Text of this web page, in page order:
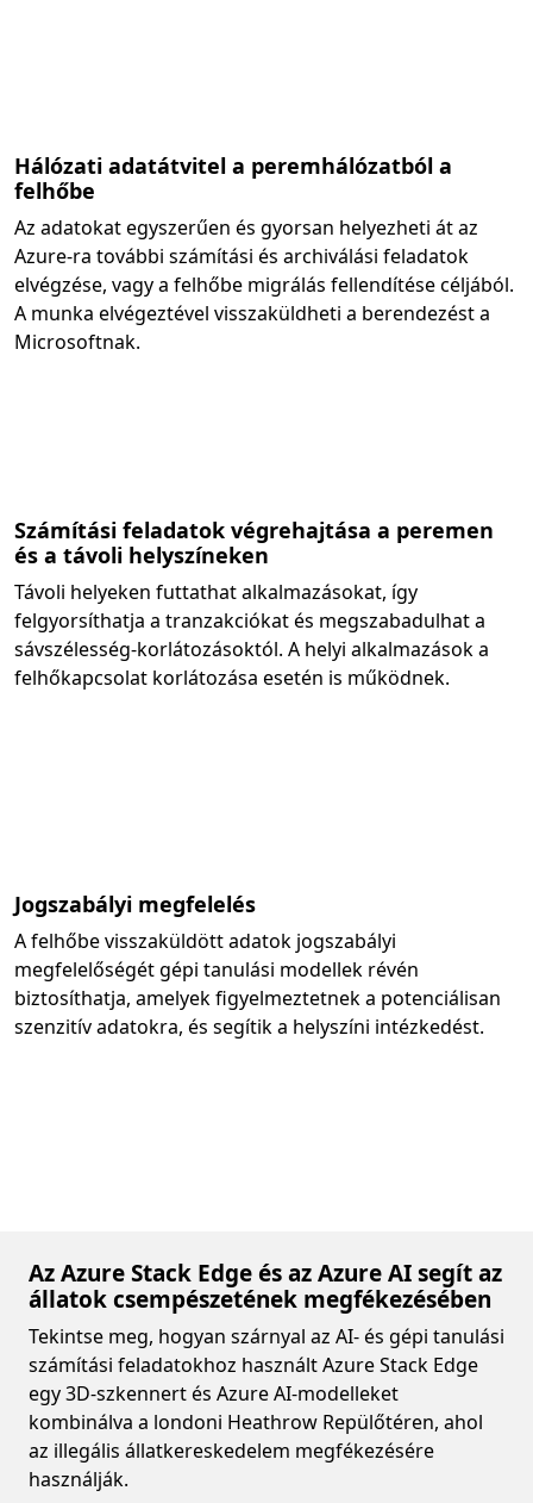
Hálózati adatátvitel a peremhálózatból a
felhőbe
Az adatokat egyszerűen és gyorsan helyezheti át az
Azure-ra további számítási és archiválási feladatok
elvégzése, vagy a felhőbe migrálás fellendítése céljából.
A munka elvégeztével visszaküldheti a berendezést a
Microsoftnak.
Számítási feladatok végrehajtása a peremen
és a távoli helyszíneken
Távoli helyeken futtathat alkalmazásokat, így
felgyorsíthatja a tranzakciókat és megszabadulhat a
sávszélesség-korlátozásoktól. A helyi alkalmazások a
felhőkapcsolat korlátozása esetén is működnek.
Jogszabályi megfelelés
A felhőbe visszaküldött adatok jogszabályi
megfelelőségét gépi tanulási modellek révén
biztosíthatja, amelyek figyelmeztetnek a potenciálisan
szenzitív adatokra, és segítik a helyszíni intézkedést.
Az Azure Stack Edge és az Azure AI segít az
állatok csempészetének megfékezésében
Tekintse meg, hogyan szárnyal az AI- és gépi tanulási
számítási feladatokhoz használt Azure Stack Edge
egy 3D-szkennert és Azure AI-modelleket
kombinálva a londoni Heathrow Repülőtéren, ahol
az illegális állatkereskedelem megfékezésére
használják.